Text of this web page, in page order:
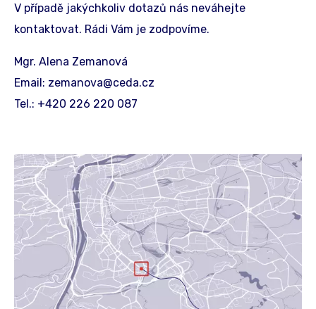
V případě jakýchkoliv dotazů nás neváhejte
kontaktovat. Rádi Vám je zodpovíme.
Mgr. Alena Zemanová
Email: zemanova@ceda.cz
Tel.: +420 226 220 087